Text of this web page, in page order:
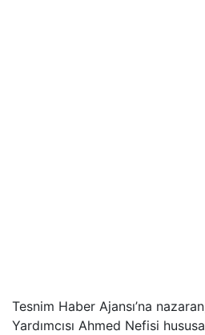
Tesnim Haber Ajansı’na
Yardımcısı Ahmed Nefisi